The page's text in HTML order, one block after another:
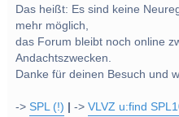
Das heißt: Es sind keine
mehr möglich,
das Forum bleibt noch online
Andachtszwecken.
Danke für deinen Besuch und
->SPL (!) ->VLVZ u:find